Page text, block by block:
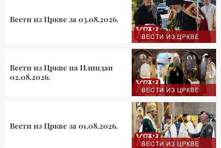
ВЕСТИ ИЗ ЦРКВЕ
Вести из Цркве за 03.08.2026.
ВЕСТИ ИЗ ЦРКВЕ
Вести из Цркве на Илиндан
02.08.2026.
ВЕСТИ ИЗ ЦРКВЕ
Вести из Цркве за 01.08.2026.